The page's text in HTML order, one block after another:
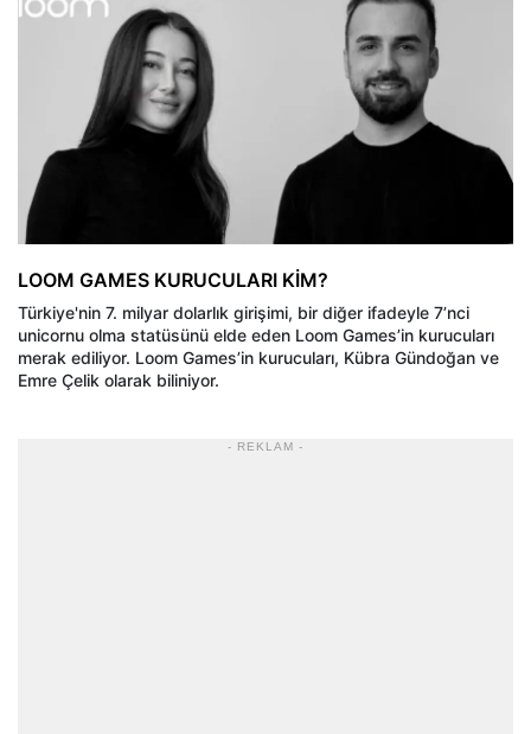
LOOM GAMES KURUCULARI KİM?
Türkiye'nin 7. milyar dolarlık girişimi, bir diğer ifadeyle 7’nci
unicornu olma statüsünü elde eden Loom Games’in kurucuları
merak ediliyor. Loom Games’in kurucuları, Kübra Gündoğan ve
Emre Çelik olarak biliniyor.
- REKLAM -